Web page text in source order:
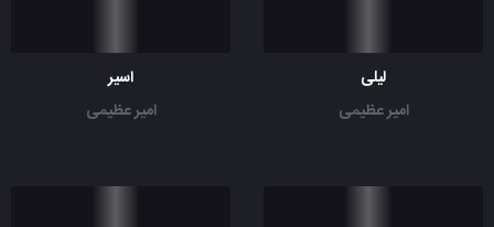
لیلی
امیر عظیمی
اسیر
امیر عظیمی